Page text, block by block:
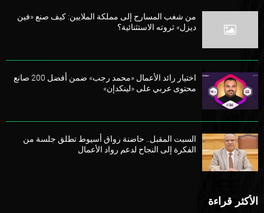
من شغب المسارح إلى مملكة الملايين: كيف صنع «فين
ديزل» ثروته الاستثنائية؟
اختيار رائد الأعمال «محمد رجب» ضمن أفضل 200 صانع
محتوى عربي على «لينكدإن»
السبت المقبل.. حاضنة رواق أسيوط تطلق جلسة من
الفكرة إلى النجاح لدعم رواد الأعمال
الأكثر قراءة